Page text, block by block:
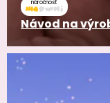
náročnosť
Návod na